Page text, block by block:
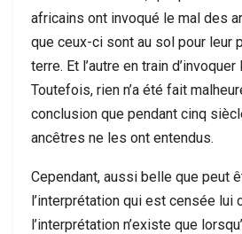
africains ont invoqué le mal des
que ceux-ci sont au sol pour leur
terre. Et l’autre en train
Toutefois, rien n’a été fait
conclusion que pendant cinq
ancêtres ne les ont entendus.
Cependant, aussi belle que peut
l’interprétation qui est censée lui
l’interprétation n’existe que